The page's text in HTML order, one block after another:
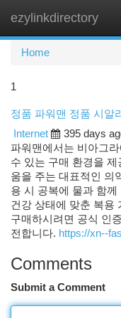
ezylinkdirectory
Home
1
정품 파워맨 정품 시알
Internet
395 days
파워맨에서는 비아그
수 있는 구매 환경을
움을 주는 대표적인 의
용 시 공복에 물과 함
건강 상태에 맞춘 복용
구매하시려면 공식 인
전합니다. https://xn--
Comments
Submit a Comment